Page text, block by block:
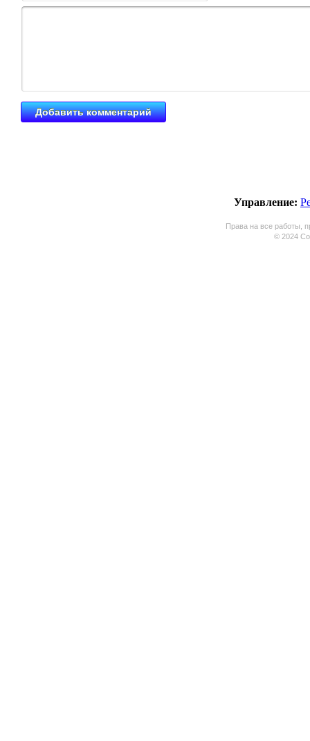
Управление:
Права на все работы,
© 2024